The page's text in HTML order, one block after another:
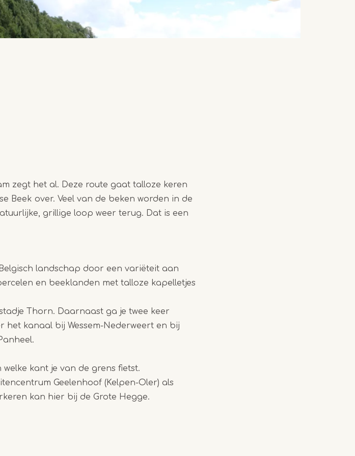
zegt het al. Deze route gaat talloze keren
Beek over. Veel van de beken worden in de
grillige loop weer terug. Dat is een
landschap door een variëteit aan
en beeklanden met talloze kapelletjes
Thorn. Daarnaast ga je twee keer
het kanaal bij Wessem-Nederweert en bij
kant je van de grens fietst.
Geelenhoof (Kelpen-Oler) als
kan hier bij de Grote Hegge.